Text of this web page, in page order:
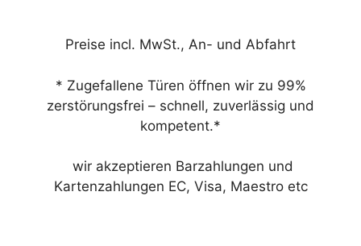
Preise incl. MwSt., An- und Abfahrt
* Zugefallene Türen öffnen wir zu 99%
zerstörungsfrei – schnell, zuverlässig und
kompetent.*
wir akzeptieren Barzahlungen und
Kartenzahlungen EC, Visa, Maestro etc